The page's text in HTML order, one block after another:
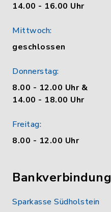
14.00 - 16.00 Uhr
Mittwoch:
geschlossen
Donnerstag:
8.00 - 12.00 Uhr &
14.00 - 18.00 Uhr
Freitag:
8.00 - 12.00 Uhr
Bankverbindung
Sparkasse Südholstein